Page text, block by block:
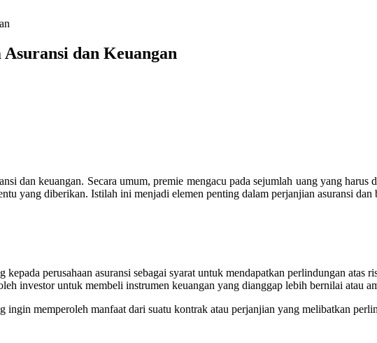
dan Keuangan
dan keuangan. Secara umum, premie mengacu pada sejumlah uang yang
yang diberikan. Istilah ini menjadi elemen penting dalam perjanjian asuransi
perusahaan asuransi sebagai syarat untuk mendapatkan perlindungan atas
investor untuk membeli instrumen keuangan yang dianggap lebih bernilai atau
memperoleh manfaat dari suatu kontrak atau perjanjian yang melibatkan